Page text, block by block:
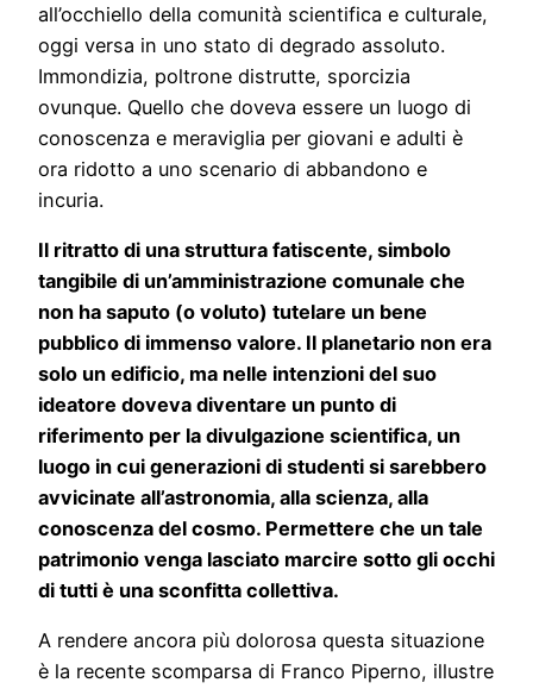
all’occhiello della comunità scientifica e culturale,
oggi versa in uno stato di degrado assoluto.
Immondizia, poltrone distrutte, sporcizia
ovunque. Quello che doveva essere un luogo di
conoscenza e meraviglia per giovani e adulti è
ora ridotto a uno scenario di abbandono e
incuria.
Il ritratto di una struttura fatiscente, simbolo
tangibile di un’amministrazione comunale che
non ha saputo (o voluto) tutelare un bene
pubblico di immenso valore. Il planetario non era
solo un edificio, ma nelle intenzioni del suo
ideatore doveva diventare un punto di
riferimento per la divulgazione scientifica, un
luogo in cui generazioni di studenti si sarebbero
avvicinate all’astronomia, alla scienza, alla
conoscenza del cosmo. Permettere che un tale
patrimonio venga lasciato marcire sotto gli occhi
di tutti è una sconfitta collettiva.
A rendere ancora più dolorosa questa situazione
è la recente scomparsa di Franco Piperno, illustre